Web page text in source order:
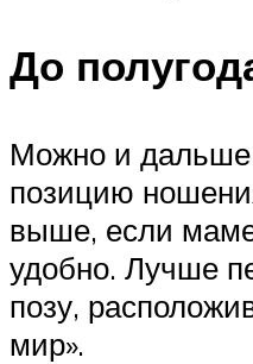
До
Можно и дальше
позицию
выше, если
удобно. Лучше
позу,
мир».